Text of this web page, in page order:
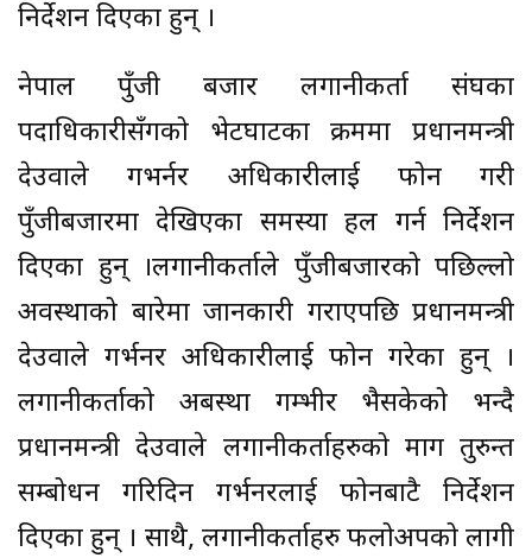
निर्देशन दिएका हुन् ।
नेपाल पुँजी बजार लगानीकर्ता संघका
पदाधिकारीसँगको भेटघाटका क्रममा प्रधानमन्त्री
देउवाले गभर्नर अधिकारीलाई फोन गरी
पुँजीबजारमा देखिएका समस्या हल गर्न निर्देशन
दिएका हुन् ।लगानीकर्ताले पुँजीबजारको पछिल्लो
अवस्थाको बारेमा जानकारी गराएपछि प्रधानमन्त्री
देउवाले गर्भनर अधिकारीलाई फोन गरेका हुन् ।
लगानीकर्ताको अबस्था गम्भीर भैसकेको भन्दै
प्रधानमन्त्री देउवाले लगानीकर्ताहरुको माग तुरुन्त
सम्बोधन गरिदिन गर्भनरलाई फोनबाटै निर्देशन
दिएका हुन् । साथै, लगानीकर्ताहरु फलोअपको लागी